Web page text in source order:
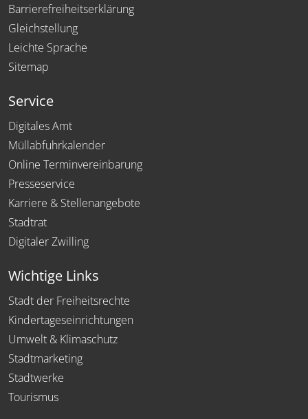
Barrierefreiheitserklärung
Gleichstellung
Leichte Sprache
Sitemap
Service
Digitales Amt
Müllabfuhrkalender
Online Terminvereinbarung
Presseservice
Karriere & Stellenangebote
Stadtrat
Digitaler Zwilling
Wichtige Links
Stadt der Freiheitsrechte
Kindertageseinrichtungen
Umwelt & Klimaschutz
Stadtmarketing
Stadtwerke
Tourismus